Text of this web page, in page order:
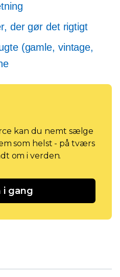
der gør det rigtigt
(gamle, vintage,
kan du nemt sælge
som helst - på tværs
om i verden.
i gang